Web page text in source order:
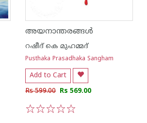
അയനാന്തരങ്ങൾ
റഷീദ് കെ മുഹമ്മദ്
Pusthaka Prasadhaka Sangham
Add to Cart
Rs 599.00 Rs 569.00